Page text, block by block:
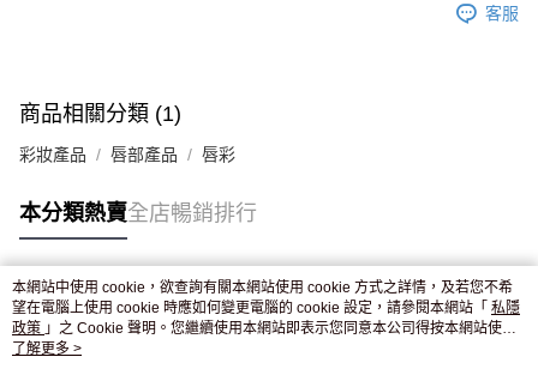
客服
商品相關分類 (1)
彩妝產品 唇部產品 唇彩
本分類熱賣全店暢銷排行
熱門標籤
熱銷排行
本網站中使用 cookie，欲查詢有關本網站使用 cookie 方式之詳情，及若您不希
望在電腦上使用 cookie 時應如何變更電腦的 cookie 設定，請參閱本網站「 私隱
政策 」之 Cookie 聲明。您繼續使用本網站即表示您同意本公司得按本網站使用
條款之 Cookie 聲明使用 cookie。
了解更多 >